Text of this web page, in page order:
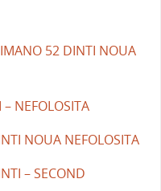
52 DINTI NOUA
NEFOLOSITA
NOUA NEFOLOSITA
– SECOND